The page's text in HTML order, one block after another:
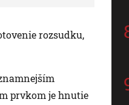
rozsudku,
prvkom je hnutie